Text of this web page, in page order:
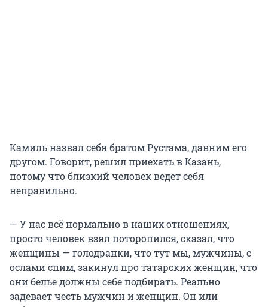
Камиль назвал себя братом Рустама, давним его
другом. Говорит, решил приехать в Казань,
потому что близкий человек ведет себя
неправильно.
— У нас всё нормально в наших отношениях,
просто человек взял поторопился, сказал, что
женщины — голодранки, что тут мы, мужчины, с
ослами спим, закинул про татарских женщин, что
они белье должны себе подбирать. Реально
задевает честь мужчин и женщин. Он или